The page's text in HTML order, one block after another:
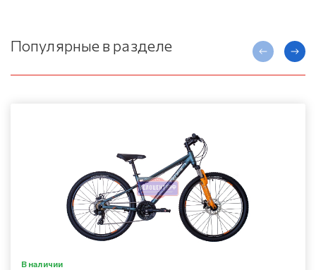
Популярные в разделе
В наличии